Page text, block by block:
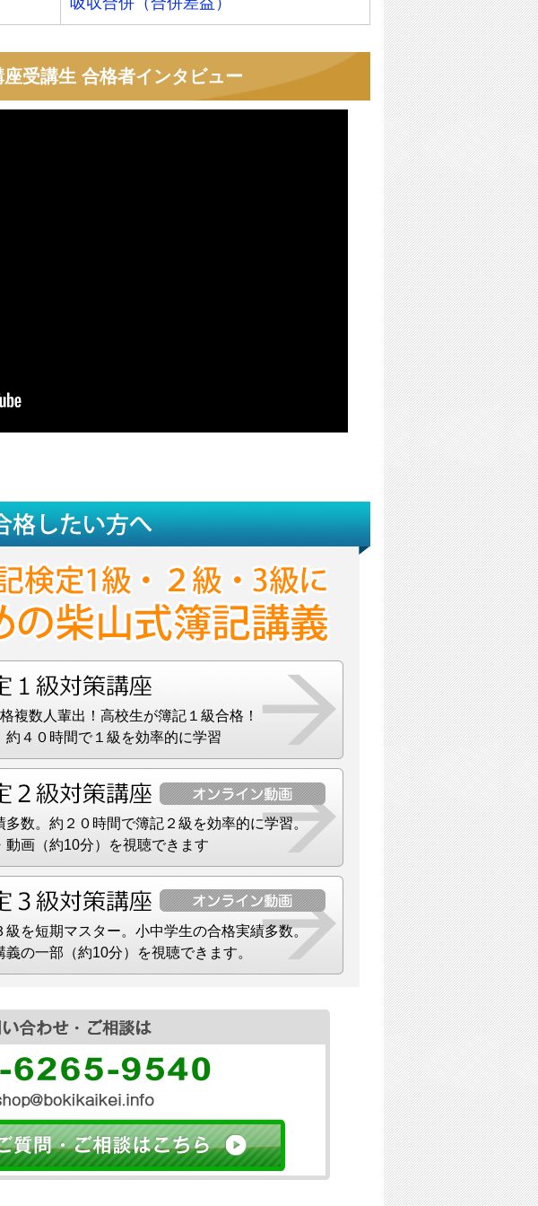
受講生 合格者インタビュー
複数人輩出！高校生が簿記１級合格！
約４０時間で１級を効率的に学習
多数。約２０時間で簿記２級を効率的に学習。
動画（約10分）を視聴できます
級を短期マスター。小中学生の合格実績多数。
の一部（約10分）を視聴できます。